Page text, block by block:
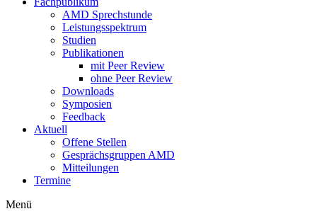
AMD Sprechstunde
Leistungsspektrum
Studien
Publikationen
mit Peer Review
ohne Peer Review
Downloads
Symposien
Feedback
Aktuell
Offene Stellen
Gesprächsgruppen AMD
Mitteilungen
Termine
Menü